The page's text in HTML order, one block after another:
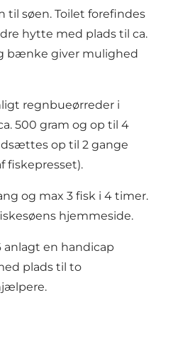
søen. Toilet forefindes
hytte med plads til ca.
bænke giver mulighed
regnbueørreder i
500 gram og op til 4
op til 2 gange
fiskepresset).
og max 3 fisk i 4 timer.
hjemmeside.
anlagt en handicap
plads til to